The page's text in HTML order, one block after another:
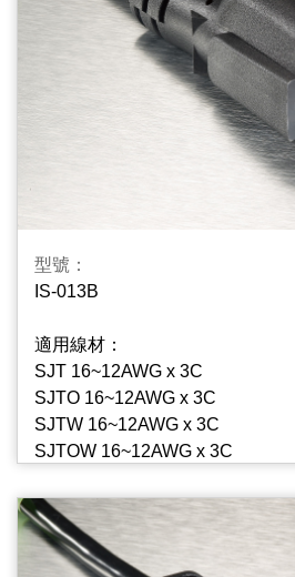
型號：
IS-013B
適用線材：
SJT 16~12AWG x 3C
SJTO 16~12AWG x 3C
SJTW 16~12AWG x 3C
SJTOW 16~12AWG x 3C